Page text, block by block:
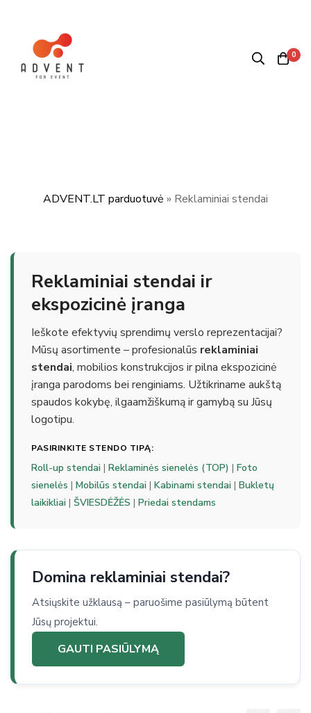
0
ADVENT.LT parduotuvė » Reklaminiai stendai
Reklaminiai stendai ir
ekspozicinė įranga
Ieškote efektyvių sprendimų verslo reprezentacijai?
Mūsų asortimente – profesionalūs reklaminiai
stendai, mobilios konstrukcijos ir pilna ekspozicinė
įranga parodoms bei renginiams. Užtikriname aukštą
spaudos kokybę, ilgaamžiškumą ir gamybą su Jūsų
logotipu.
PASIRINKITE STENDO TIPĄ:
Roll-up stendai | Reklaminės sienelės (TOP) | Foto
sienelės | Mobilūs stendai | Kabinami stendai | Bukletų
laikikliai | ŠVIESDĖŽĖS | Priedai stendams
Domina reklaminiai stendai?
Atsiųskite užklausą – paruošime pasiūlymą būtent
Jūsų projektui.
GAUTI PASIŪLYMĄ